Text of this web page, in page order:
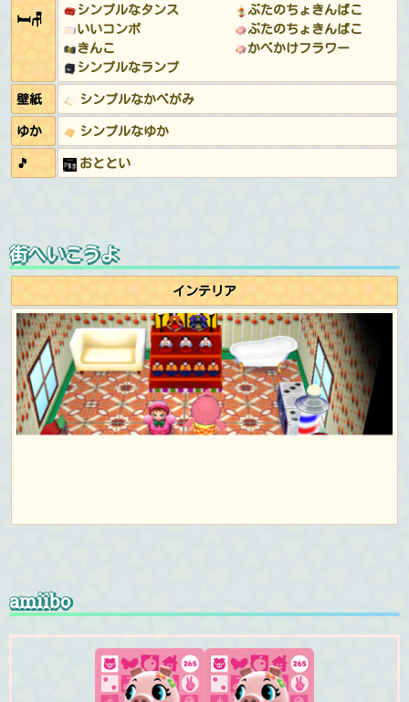
🛏🪑
シンプルなタンス
いいコンポ
きんこ
シンプルなランプ
ぶたのちょきんばこ
ぶたのちょきんばこ
かべかけフラワー
壁紙
シンプルなかべがみ
ゆか
シンプルなゆか
🎵
おととい
街へいこうよ
インテリア
amiibo